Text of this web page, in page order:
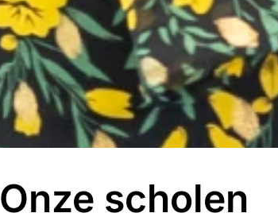
Onze scholen